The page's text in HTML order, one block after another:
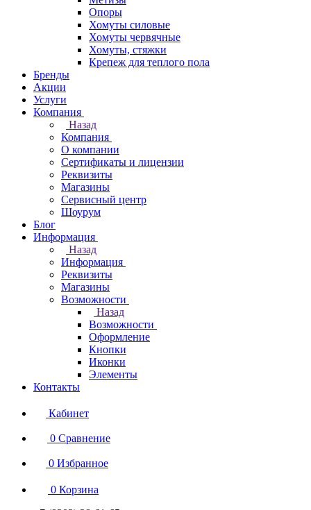
Опоры
Хомуты силовые
Хомуты червячные
Хомуты, стяжки
Крепеж для теплого пола
Бренды
Акции
Услуги
Компания
Назад
Компания
О компании
Сертификаты и лицензии
Реквизиты
Магазины
Сервисный центр
Шоурум
Блог
Информация
Назад
Информация
Реквизиты
Магазины
Возможности
Назад
Возможности
Оформление
Кнопки
Иконки
Элементы
Контакты
Кабинет
0 Сравнение
0 Избранное
0 Корзина